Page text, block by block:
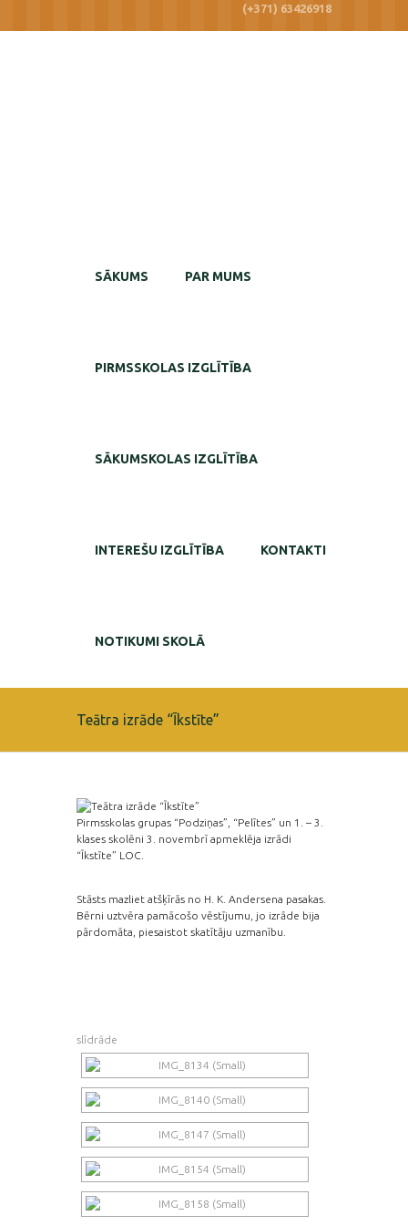
(+371) 63426918
SĀKUMS PAR MUMS
PIRMSSKOLAS IZGLĪTĪBA
SĀKUMSKOLAS IZGLĪTĪBA
INTEREŠU IZGLĪTĪBA KONTAKTI
NOTIKUMI SKOLĀ
Teātra izrāde “Īkstīte”
Pirmsskolas grupas “Podziņas”, “Pelītes” un 1. – 3.
klases skolēni 3. novembrī apmeklēja izrādi
“Īkstīte” LOC.
Stāsts mazliet atšķīrās no H. K. Andersena pasakas.
Bērni uztvēra pamācošo vēstījumu, jo izrāde bija
pārdomāta, piesaistot skatītāju uzmanību.
slīdrāde